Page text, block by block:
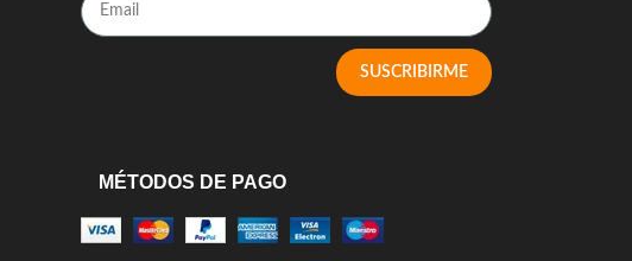
SUSCRIBIRME
MÉTODOS DE PAGO